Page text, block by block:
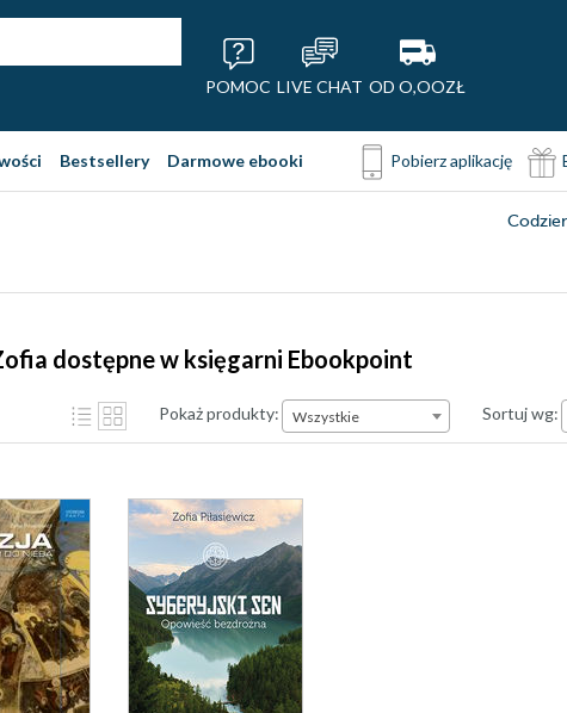
POMOC LIVE CHAT OD O,OOZŁ
Bestsellery Darmowe ebooki Pobierz aplikację
dostępne w księgarni Ebookpoint
Pokaż produkty: Wszystkie Sortuj wg: